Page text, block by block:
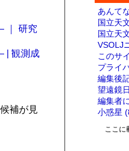
｜ 研究
| 観測成
補が見
あんて
国立天
国立天
VSOLJ
このサ
プライ
編集後
望遠鏡
編集者
小惑星
ここに